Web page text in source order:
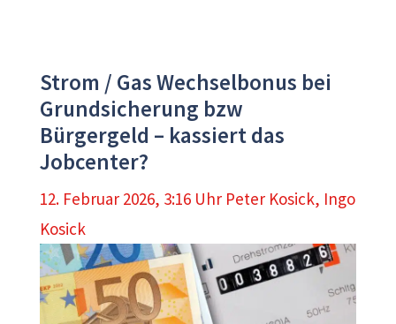
Strom / Gas Wechselbonus bei
Grundsicherung bzw
Bürgergeld – kassiert das
Jobcenter?
12. Februar 2026, 3:16 Uhr Peter Kosick, Ingo
Kosick